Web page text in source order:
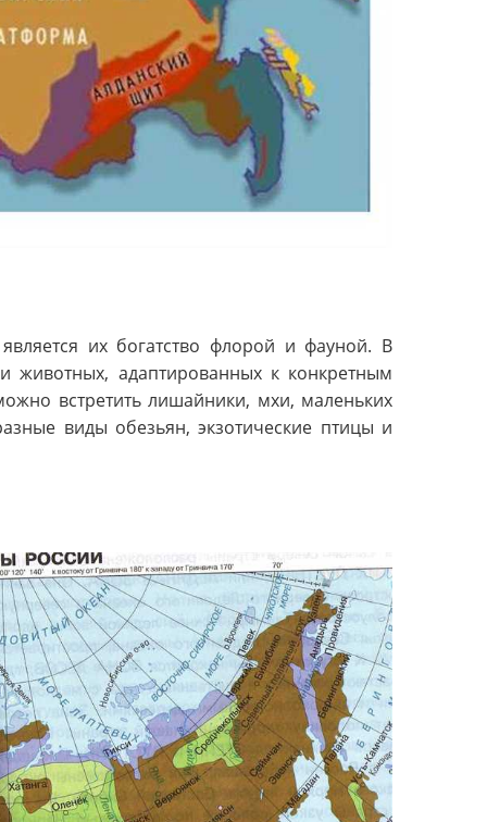
их богатство флорой и фауной. В
животных, адаптированных к конкретным
встретить лишайники, мхи, маленьких
виды обезьян, экзотические птицы и